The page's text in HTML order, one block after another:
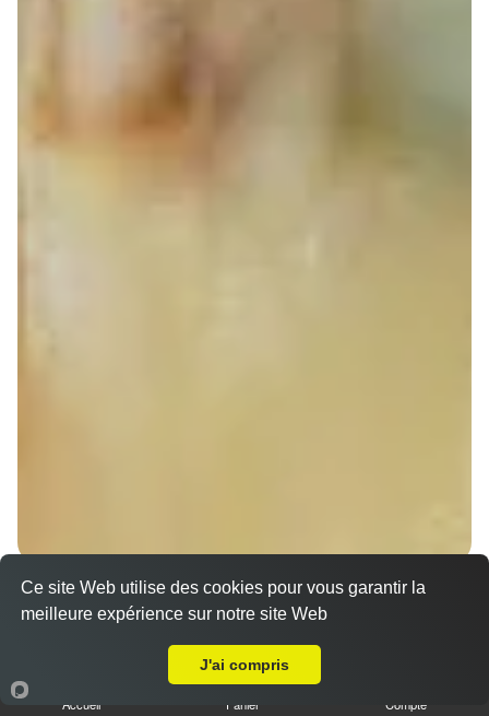
Nos Sandwichs à emporter proche Nordhouse
(67150)
Sandwich döner poulet
Accueil Panier Compte
Ce site Web utilise des cookies pour vous garantir la
meilleure expérience sur notre site Web
J'ai compris